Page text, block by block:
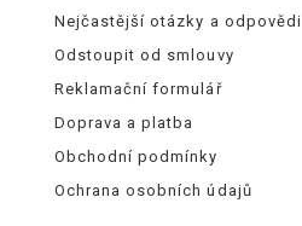
Nejčastější otázky a odpovědi
Odstoupit od smlouvy
Reklamační formulář
Doprava a platba
Obchodní podmínky
Ochrana osobních údajů